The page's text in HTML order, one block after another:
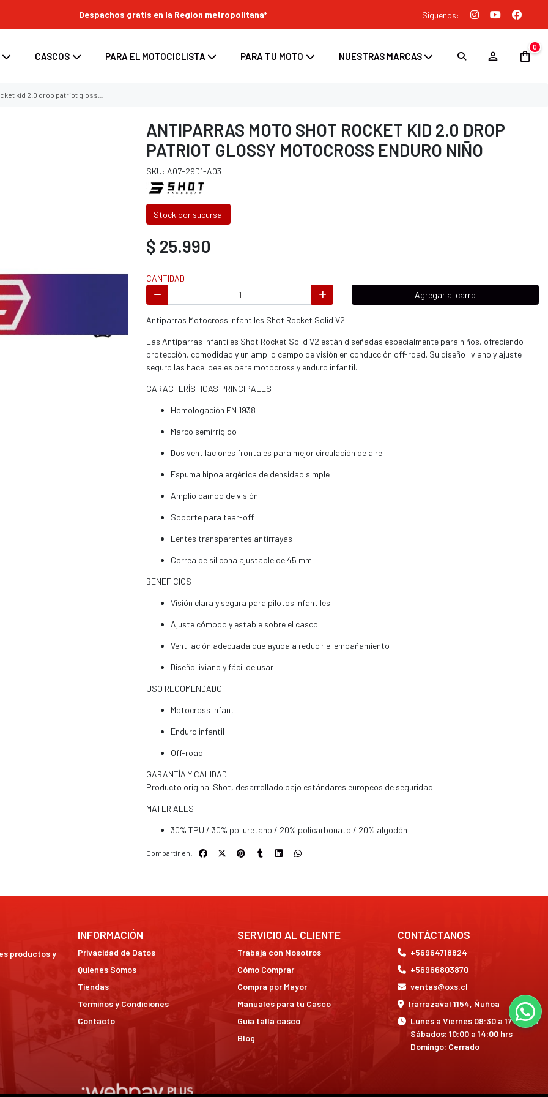
Despachos gratis en la Region metropolitana* Siguenos:
CASCOS PARA EL MOTOCICLISTA
/ enduro
PARA TU MOTO
Maletas laterales para moto
Bolsos y Alforjas para moto
NUESTRAS MARCAS
0
patriot glossy motocross enduro niño
ANTIPARRAS MOTO SHOT ROCKET KID 2.0 DROP
PATRIOT GLOSSY MOTOCROSS ENDURO NIÑO
SKU: A07-29D1-A03
Stock por sucursal
$ 25.990
CANTIDAD
Agregar al carro
Antiparras Motocross Infantiles Shot Rocket Solid V2
Las Antiparras Infantiles Shot Rocket Solid V2 están diseñadas especialmente para niños, ofreciendo
protección, comodidad y un amplio campo de visión en conducción off-road. Su diseño liviano y ajuste
seguro las hace ideales para motocross y enduro infantil.
CARACTERÍSTICAS PRINCIPALES
Homologación EN 1938
Marco semirrígido
Dos ventilaciones frontales para mejor circulación de aire
Espuma hipoalergénica de densidad simple
Amplio campo de visión
Soporte para tear-off
Lentes transparentes antirrayas
Correa de silicona ajustable de 45 mm
BENEFICIOS
Visión clara y segura para pilotos infantiles
Ajuste cómodo y estable sobre el casco
Ventilación adecuada que ayuda a reducir el empañamiento
Diseño liviano y fácil de usar
USO RECOMENDADO
Motocross infantil
Enduro infantil
Off-road
GARANTÍA Y CALIDAD
Producto original Shot, desarrollado bajo estándares europeos de seguridad.
MATERIALES
30% TPU / 30% poliuretano / 20% policarbonato / 20% algodón
Compartir en:
productos y
INFORMACIÓN
Privacidad de Datos
Quienes Somos
Tiendas
Términos y Condiciones
Contacto
SERVICIO AL CLIENTE
Trabaja con Nosotros
Cómo Comprar
Compra por Mayor
Manuales para tu Casco
Guía talla casco
Blog
CONTÁCTANOS
+56964718824
+56966803870
ventas@oxs.cl
Irarrazaval 1154, Ñuñoa
Lunes a Viernes 09:30 a 17:30 hrs
Sábados: 10:00 a 14:00 hrs
Domingo: Cerrado